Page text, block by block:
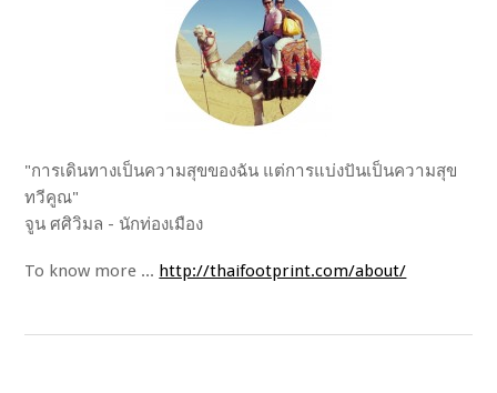
"การเดินทางเป็นความสุขของฉัน แต่การแบ่งปันเป็นความสุข
ทวีคูณ"
จูน ศศิวิมล - นักท่องเมือง
To know more ... http://thaifootprint.com/about/